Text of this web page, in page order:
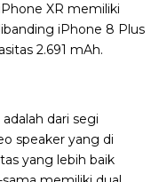
XR memiliki
iPhone 8 Plus
2.691 mAh.
dari segi
speaker yang di
yang lebih baik